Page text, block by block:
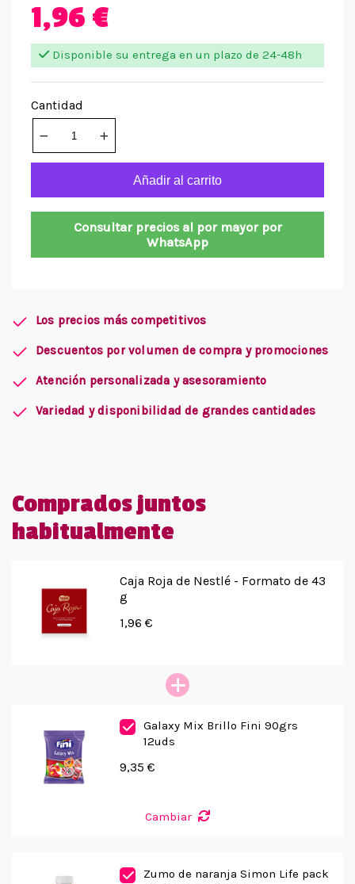
1,96 €
Disponible su entrega en un plazo de 24-48h
Cantidad
Añadir al carrito
Consultar precios al por mayor por
WhatsApp
Los precios más competitivos
Descuentos por volumen de compra y promociones
Atención personalizada y asesoramiento
Variedad y disponibilidad de grandes cantidades
Comprados juntos
habitualmente
Caja Roja de Nestlé - Formato de 43
g
1,96 €
Galaxy Mix Brillo Fini 90grs
12uds
9,35 €
Cambiar
Zumo de naranja Simon Life pack